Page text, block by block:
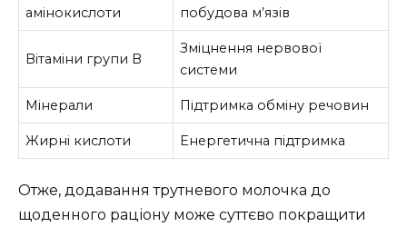
амінокислоти
побудова м’язів
Вітаміни групи B
Зміцнення нервової
системи
Мінерали Підтримка обміну речовин
Жирні кислоти Енергетична підтримка
Отже, додавання трутневого молочка до
щоденного раціону може суттєво покращити